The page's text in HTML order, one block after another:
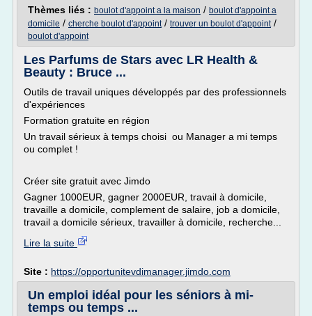
Thèmes liés : boulot d'appoint a la maison / boulot d'appoint a
domicile / cherche boulot d'appoint/ trouver un boulot d'appoint/
boulot d'appoint
Les Parfums de Stars avec LR Health &
Beauty : Bruce ...
Outils de travail uniques développés par des professionnels
d'expériences
Formation gratuite en région
Un travail sérieux à temps choisi ou Manager a mi temps
ou complet !
Créer site gratuit avec Jimdo
Gagner 1000EUR, gagner 2000EUR, travail à domicile,
travaille a domicile, complement de salaire, job a domicile,
travail a domicile sérieux, travailler à domicile, recherche...
Lire la suite
Site : https://opportunitevdimanager.jimdo.com
Un emploi idéal pour les séniors à mi-
temps ou temps ...